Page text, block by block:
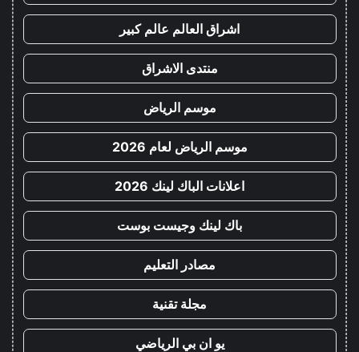
اشراق العالم عالم كبير
منتدى الاشراق
موسم الرياض
موسم الرياض لعام 2026
اعلانات الباك لينك 2026
باك لينك وجيست بوست
مصادر التعليم
مجلة تقنية
يو ان بي الرياضي